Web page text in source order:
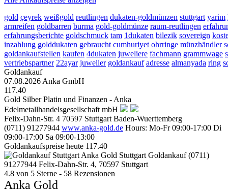
gold çeyrek weißgold reutlingen dukaten-goldmünzen stuttgart yarim
armreifen goldbarren burma gold-goldmünze raum-reutlingen
erfahrungsberichte goldschmuck tam 1dukaten bilezik sovereign
inzahlung golddukaten gebraucht cumhuriyet ohrringe münzhändler
goldankaufstellen kaufen 4dukaten juweliere fachmann grammwage
vertriebspartner 22ayar juwelier goldankauf adresse almanyada ring
Goldankauf
07.08.2026 Anka GmbH
117.40
Gold Silber Platin und Finanzen - Anka
Edelmetallhandelsgesellschaft mbH
Felix-Dahn-Str. 4 70597 Stuttgart Baden-Wuerttemberg
(0711) 91277944 www.anka-gold.de Hours: Mo-Fr 09:00-17:00 Di
09:00-17:00 Sa 09:00-13:00
Goldankaufspreise heute 117.40
Anka Gold Stuttgart Goldankauf (0711)
91277944 Felix-Dahn-Str. 4, 70597 Stuttgart
4.8 von 5 Sterne - 58 Rezensionen
Anka Gold